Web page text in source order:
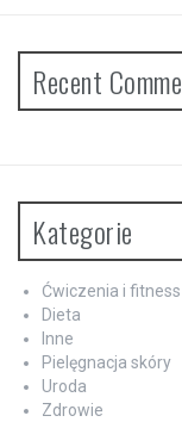
Recent
Kategorie
Ćwiczenia i fitness
Dieta
Inne
Pielęgnacja skóry
Uroda
Zdrowie